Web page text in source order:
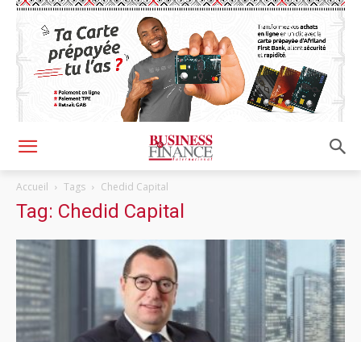
Accueil Tags Chedid Capital
Tag: Chedid Capital